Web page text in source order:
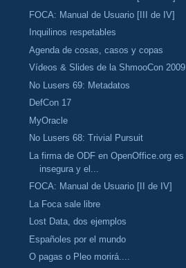
FOCA: Manual de Usuario [III de IV]
Inquilinos respetables
Agenda de cosas, casos y copas
Vídeos & Slides de la ShmooCon 2009
No Lusers 69: Metadatos
DefCon 17
MyOracle
No Lusers 68: Trivial Pursuit
La firma de ODF en OpenOffice.org es
insegura y el...
FOCA: Manual de Usuario [II de IV]
La Foca sale libre
Lost Data, dos ejemplos
Españoles por el mundo
O pagas o Pleo morirá....